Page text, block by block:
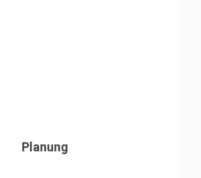
Planung